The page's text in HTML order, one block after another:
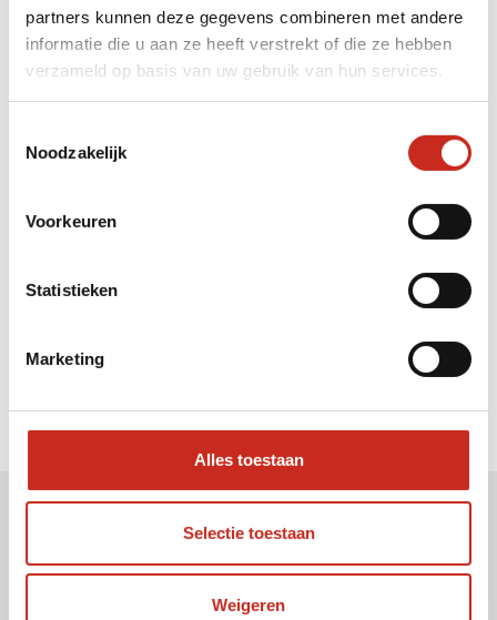
partners kunnen deze gegevens combineren met andere
informatie die u aan ze heeft verstrekt of die ze hebben
verzameld op basis van uw gebruik van hun services.
Noodzakelijk
Voorkeuren
Statistieken
Marketing
Alles toestaan
Selectie toestaan
Weigeren
Liever meteen contact met
Julia ?
Mail: info@dim-sum.nl
Uw e-mail adres: